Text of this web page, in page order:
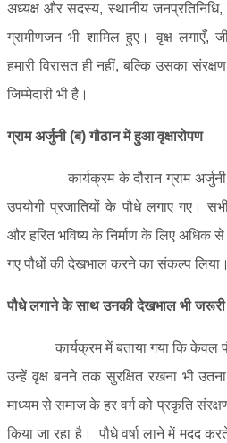
अध्यक्ष और सदस्य, स्थानीय जनप्रतिनिधि,
ग्रामीणजन भी शामिल हुए। वृक्ष लगाएँ,
हमारी विरासत ही नहीं, बल्कि उसका
जिम्मेदारी भी है।
ग्राम अर्जुनी (ब) गौठान में हुआ वृक्षारोपण
कार्यक्रम के दौरान ग्राम अर्जुनी
उपयोगी प्रजातियों के पौधे लगाए गए।
और हरित भविष्य के निर्माण के लिए अधिक
गए पौधों की देखभाल करने का संकल्प लिया।
पौधे लगाने के साथ उनकी देखभाल भी जरूरी
कार्यक्रम में बताया गया कि केवल पौधे
उन्हें वृक्ष बनने तक सुरक्षित रखना भी
माध्यम से समाज के हर वर्ग को प्रकृति
किया जा रहा है। पौधे वर्षा लाने में मदद